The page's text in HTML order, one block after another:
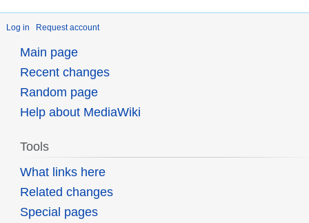
Log in Request account
Main page
Recent changes
Random page
Help about MediaWiki
Tools
What links here
Related changes
Special pages